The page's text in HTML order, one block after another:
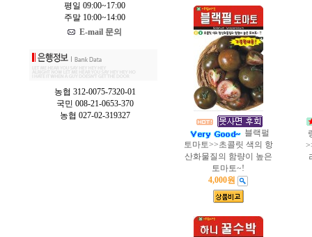
평일 09:00~17:00
주말 10:00~14:00
E-mail 문의
농협 312-0075-7320-01
국민 008-21-0653-370
농협 027-02-319327
블랙펄
토마토>>초콜릿 색의 항
산화물질의 함량이 높은
토마토~!
4,000원